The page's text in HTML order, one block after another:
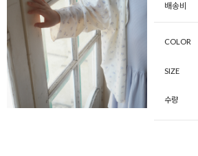
배송비
COLOR
SIZE
수량